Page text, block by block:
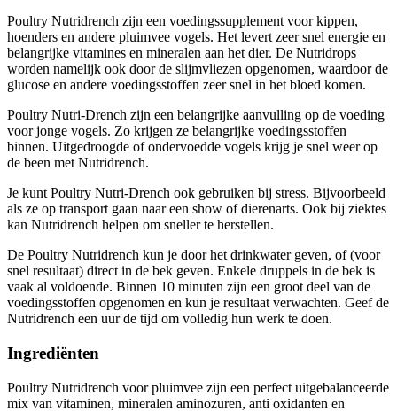
Poultry Nutridrench zijn een voedingssupplement voor kippen,
hoenders en andere pluimvee vogels. Het levert zeer snel energie en
belangrijke vitamines en mineralen aan het dier. De Nutridrops
worden namelijk ook door de slijmvliezen opgenomen, waardoor de
glucose en andere voedingsstoffen zeer snel in het bloed komen.
Poultry Nutri-Drench zijn een belangrijke aanvulling op de voeding
voor jonge vogels. Zo krijgen ze belangrijke voedingsstoffen
binnen. Uitgedroogde of ondervoedde vogels krijg je snel weer op
de been met Nutridrench.
Je kunt Poultry Nutri-Drench ook gebruiken bij stress. Bijvoorbeeld
als ze op transport gaan naar een show of dierenarts. Ook bij ziektes
kan Nutridrench helpen om sneller te herstellen.
De Poultry Nutridrench kun je door het drinkwater geven, of (voor
snel resultaat) direct in de bek geven. Enkele druppels in de bek is
vaak al voldoende. Binnen 10 minuten zijn een groot deel van de
voedingsstoffen opgenomen en kun je resultaat verwachten. Geef de
Nutridrench een uur de tijd om volledig hun werk te doen.
Ingrediënten
Poultry Nutridrench voor pluimvee zijn een perfect uitgebalanceerde
mix van vitaminen, mineralen aminozuren, anti oxidanten en